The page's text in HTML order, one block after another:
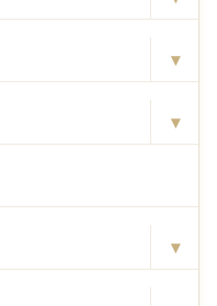
▾
▾
▾